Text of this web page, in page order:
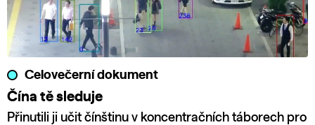
Celovečerní dokument
Čína tě sleduje
Přinutili ji učit čínštinu v koncentračních táborech pro